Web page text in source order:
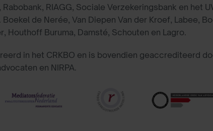
RIAGG, Sociale Verzekeringsbank en het
Boekel de Nerée, Van Diepen Van der Kroef, Labee,
Houthoff Buruma, Damsté, Schouten en Lagro.
in het CRKBO en is bovendien geaccrediteerd
en NIRPA.